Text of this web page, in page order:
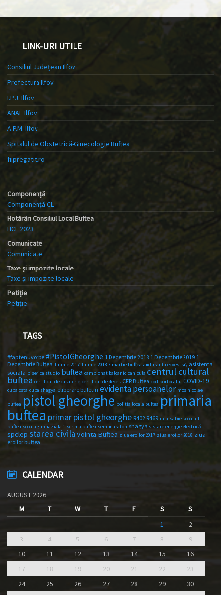
LINK-URI UTILE
Consiliul Județean Ilfov
Prefectura Ilfov
I.P.J. Ilfov
ANAF Ilfov
A.P.M. Ilfov
Spitalul de Obstetrică-Ginecologie Buftea
fiipregatit.ro
Componență
Componență CL
Hotărâri Consiliul Local Buftea
HCL 2023
Comunicate
Comunicate
Taxe și impozite locale
Taxe și impozite locale
Petiție
Petiție
TAGS
#faptenuvorbe #PistolGheorghe 1 Decembrie 2018 1 Decembrie 2019 1
Decembrie Buftea 1 iunie 2017 1 iunie 2018 8 martie buftea anduranta ecvestra\ asistenta
sociala biserica studio buftea campionat balcanic canicula centrul cultural
buftea certificat de casatorie certificat de deces CFR Buftea cod portocaliu COVID-19
cupa csta cupa shagya eliberare buletin evidenta persoanelor mos nicolae
buftea pistol gheorghe politia locala buftea primaria
buftea primar pistol gheorghe R402 R469 raja sabie scoala 1
buftea scoala gimnaziala 1 scrima buftea semimaraton shagya sistare energie electrică
spclep starea civila Vointa Buftea ziua eroilor 2017 ziua eroilor 2018 ziua
eroilor buftea
CALENDAR
AUGUST 2026
M
T W T F S
S
1
2
3
4 5 6 7 8
9
10
11 12 13 14 15
16
17
18 19 20 21 22
23
24
25 26 27 28 29
30